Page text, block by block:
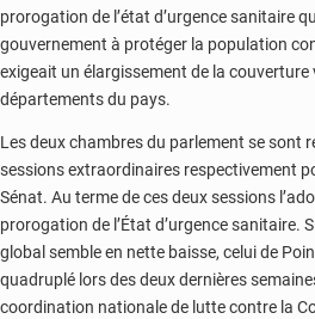
prorogation de l’état d’urgence sanitaire
gouvernement à protéger la population
exigeait un élargissement de la couverture
départements du pays.
Les deux chambres du parlement se sont
sessions extraordinaires respectivement
Sénat. Au terme de ces deux sessions
prorogation de l’État d’urgence sanitaire.
global semble en nette baisse, celui de
quadruplé lors des deux dernières
coordination nationale de lutte contre la